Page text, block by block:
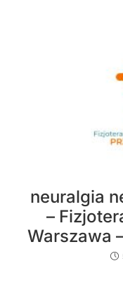
neuralgia
–
Warszawa